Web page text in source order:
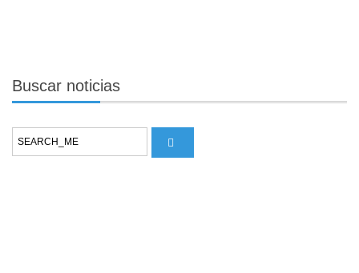
Buscar noticias